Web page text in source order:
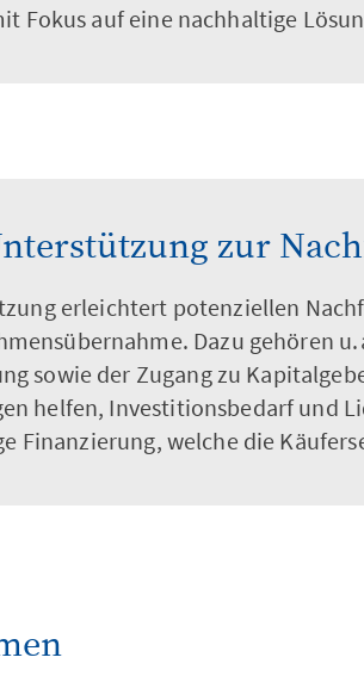
Fokus auf eine nachhaltige
zur
erleichtert potenziellen
Dazu gehören
sowie der Zugang zu
helfen, Investitionsbedarf und
Finanzierung, welche die